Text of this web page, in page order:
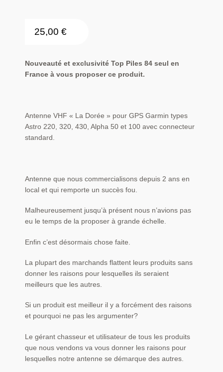
25,00 €
Nouveauté et exclusivité Top Piles 84 seul en
France à vous proposer ce produit.
Antenne VHF « La Dorée » pour GPS Garmin types
Astro 220, 320, 430, Alpha 50 et 100 avec connecteur
standard.
Antenne que nous commercialisons depuis 2 ans en
local et qui remporte un succès fou.
Malheureusement jusqu’à présent nous n’avions pas
eu le temps de la proposer à grande échelle.
Enfin c’est désormais chose faite.
La plupart des marchands flattent leurs produits sans
donner les raisons pour lesquelles ils seraient
meilleurs que les autres.
Si un produit est meilleur il y a forcément des raisons
et pourquoi ne pas les argumenter?
Le gérant chasseur et utilisateur de tous les produits
que nous vendons va vous donner les raisons pour
lesquelles notre antenne se démarque des autres.